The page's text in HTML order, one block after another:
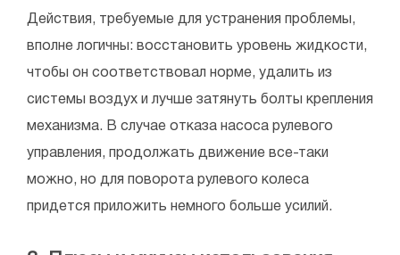
Действия, требуемые для устранения проблемы,
вполне логичны: восстановить уровень жидкости,
чтобы он соответствовал норме, удалить из
системы воздух и лучше затянуть болты крепления
механизма. В случае отказа насоса рулевого
управления, продолжать движение все-таки
можно, но для поворота рулевого колеса
придется приложить немного больше усилий.